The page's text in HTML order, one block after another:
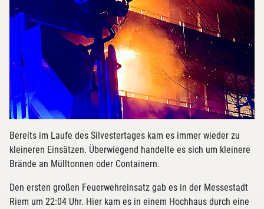
Bereits im Laufe des Silvestertages kam es immer wieder zu
kleineren Einsätzen. Überwiegend handelte es sich um kleinere
Brände an Mülltonnen oder Containern.
Den ersten großen Feuerwehreinsatz gab es in der Messestadt
Riem um 22:04 Uhr. Hier kam es in einem Hochhaus durch eine